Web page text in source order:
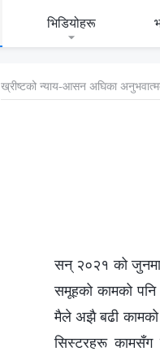
भिडियोहरू
ख्रीष्‍टको न्याय-आसन अघिका
सन् २०२१ को जुनमा,
समूहको कामको पनि
मैले अझै बढी
सिस्टरहरू कामसँग